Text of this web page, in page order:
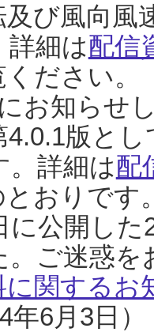
び風向風
詳細は配信
ください。
お知らせ
4.0.1版と
。詳細は配
とおりです
に公開し
。ご迷惑
に関するお
6月3日）